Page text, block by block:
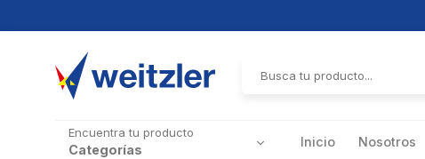
por:
Encuentra tu producto
Categorías Inicio Nosotros